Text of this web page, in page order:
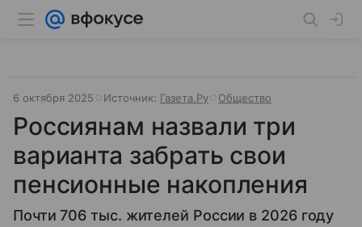
6 октября 2025 Источник: Газета.Ру Общество
Россиянам назвали три
варианта забрать свои
пенсионные накопления
Почти 706 тыс. жителей России в 2026 году